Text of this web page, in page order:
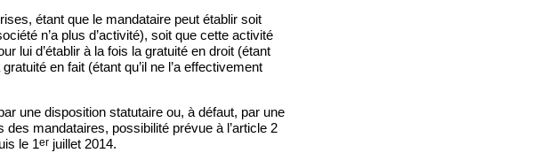
étant que le mandataire peut établir soit
n’a plus d’activité), soit que cette activité
lui d’établir à la fois la gratuité en droit (étant
en fait (étant qu’il ne l’a effectivement
une disposition statutaire ou, à défaut, par une
mandataires, possibilité prévue à l’article 2
le 1erjuillet 2014.